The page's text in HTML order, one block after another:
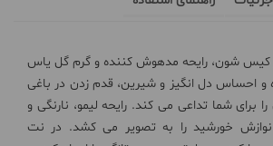
کیس شون، رایحه‌ مدهوش کننده و گرم گل یاس
و احساس دل انگیز و شیرین، قدم زدن در باغی
برای شما تداعی می کند. رایحه لیمو، نارنگی و
نوازش خورشید را به تصویر می‌ کشد. در نت